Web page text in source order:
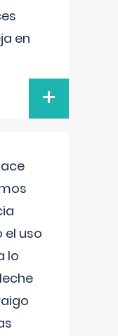
en
+
el uso
lo